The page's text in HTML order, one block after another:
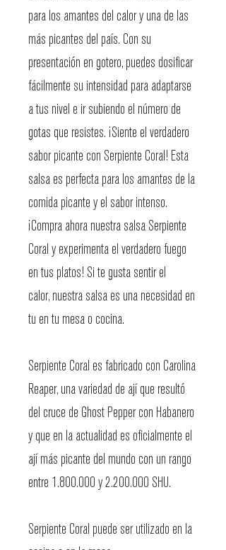
para los amantes del calor y una de las
más picantes del país. Con su
presentación en gotero, puedes dosificar
fácilmente su intensidad para adaptarse
a tus nivel e ir subiendo el número de
gotas que resistes. ¡Siente el verdadero
sabor picante con Serpiente Coral! Esta
salsa es perfecta para los amantes de la
comida picante y el sabor intenso.
¡Compra ahora nuestra salsa Serpiente
Coral y experimenta el verdadero fuego
en tus platos! Si te gusta sentir el
calor, nuestra salsa es una necesidad en
tu en tu mesa o cocina.
Serpiente Coral es fabricado con Carolina
Reaper, una variedad de ají que resultó
del cruce de Ghost Pepper con Habanero
y que en la actualidad es oficialmente el
ají más picante del mundo con un rango
entre 1.800.000 y 2.200.000 SHU.
Serpiente Coral puede ser utilizado en la